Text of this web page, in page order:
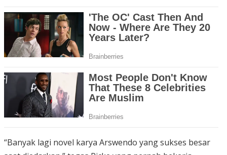
“Banyak lagi novel karya Arswendo yang sukses besar